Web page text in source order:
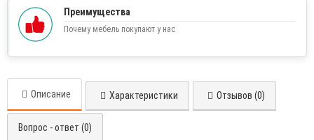
Преимущества
Почему мебель покупают у нас
Описание Характеристики Отзывов (0)
Вопрос - ответ (0)